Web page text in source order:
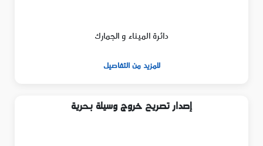
دائرة الميناء و الجمارك
للمزيد من التفاصيل
إصدار تصريح خروج وسيلة بحرية